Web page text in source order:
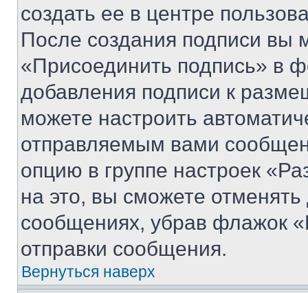
создать ее в центре
После создания подписи вы
«Присоединить подпись» в
добавления подписи к
можете настроить
отправляемым вами
опцию в группе настроек
на это, вы сможете
сообщениях, убрав флажок
отправки сообщения.
Вернуться наверх